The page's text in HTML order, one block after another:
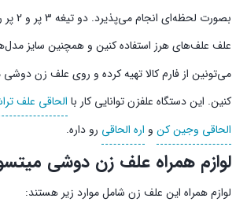
بصورت
علف علف‌های هرز استفاده کنین و همچنین سایز
می‌تونین از فارم کالا تهیه کرده و روی علف زن
کنین. این دستگاه علفزن توانایی کار با الحاقی علف
الحاقی وجین کن و اره الحاقی رو داره.
لوازم همراه علف زن دوشی
لوازم همراه این علف زن شامل موارد زیر هستند: